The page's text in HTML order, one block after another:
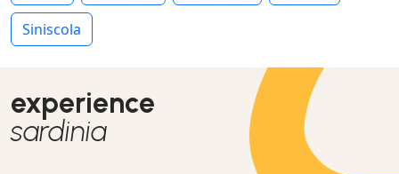
Siniscola
experience
sardinia